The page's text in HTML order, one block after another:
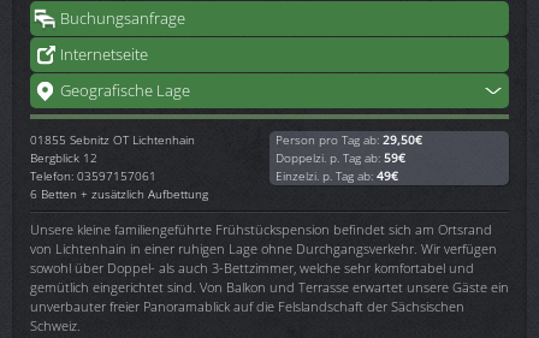
Buchungsanfrage
Internetseite
Geografische Lage
01855 Sebnitz OT Lichtenhain
Bergblick 12
Telefon: 03597157061
6 Betten + zusätzlich Aufbettung
Person pro Tag ab: 29,50€
Doppelzi. p. Tag ab: 59€
Einzelzi. p. Tag ab: 49€
Unsere kleine familiengeführte Frühstückspension befindet sich am Ortsrand
von Lichtenhain in einer ruhigen Lage ohne Durchgangsverkehr. Wir verfügen
sowohl über Doppel- als auch 3-Bettzimmer, welche sehr komfortabel und
gemütlich eingerichtet sind. Von Balkon und Terrasse erwartet unsere Gäste ein
unverbauter freier Panoramablick auf die Felslandschaft der Sächsischen
Schweiz.